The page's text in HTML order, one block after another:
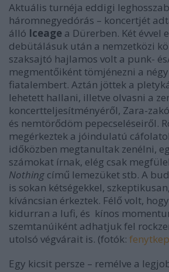
Aktuális turnéja eddigi
háromnegyedórás – koncertjét
álló Iceage a Dürerben. Két évvel
debütálásuk után a nemzetközi
szaksajtó hajlamos volt a punk-
megmentőiként tömjénezni a
fiatalembert. Aztán jöttek a
lehetett hallani, illetve olvasni a
koncertteljesítményéről, Zara-
és nemtörődöm pepecseléseiről.
megérkeztek a jóindulatú
időközben megtanultak zenélni,
számokat írnak, elég csak
Nothing című lemezüket stb. A
is sokan kétségekkel,
kíváncsian érkeztek. Félő volt,
kidurran a lufi, és kínos
szemtanúiként adhatjuk fel
utolsó végvárait is. (fotók:
Egy kicsit persze – remélve a